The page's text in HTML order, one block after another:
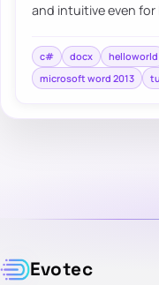
and intuitive even
c# docx helloworld
microsoft word 2013
Evotec